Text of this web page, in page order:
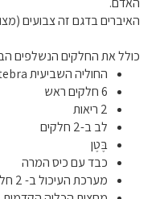
האיברים בדגם זה צבועים
כולל את החלקים הנשלפים
החוליה השביעית thoracic vertebra נשלפת
6 חלקים ראש
2 ריאות
לב ב-2 חלקים
בֶּטֶן
כבד עם כיס המרה
מערכת העיכול ב- 2 חלקים